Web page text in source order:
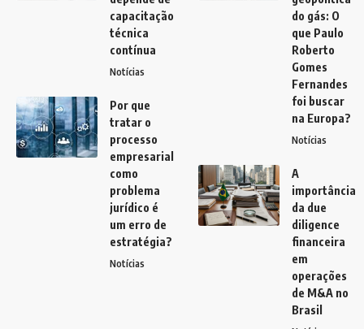
capacitação
técnica
contínua
Notícias
Por que
tratar o
processo
empresarial
como
problema
jurídico é
um erro de
estratégia?
Notícias
do gás: O
que Paulo
Roberto
Gomes
Fernandes
foi buscar
na Europa?
Notícias
A
importância
da due
diligence
financeira
em
operações
de M&A no
Brasil